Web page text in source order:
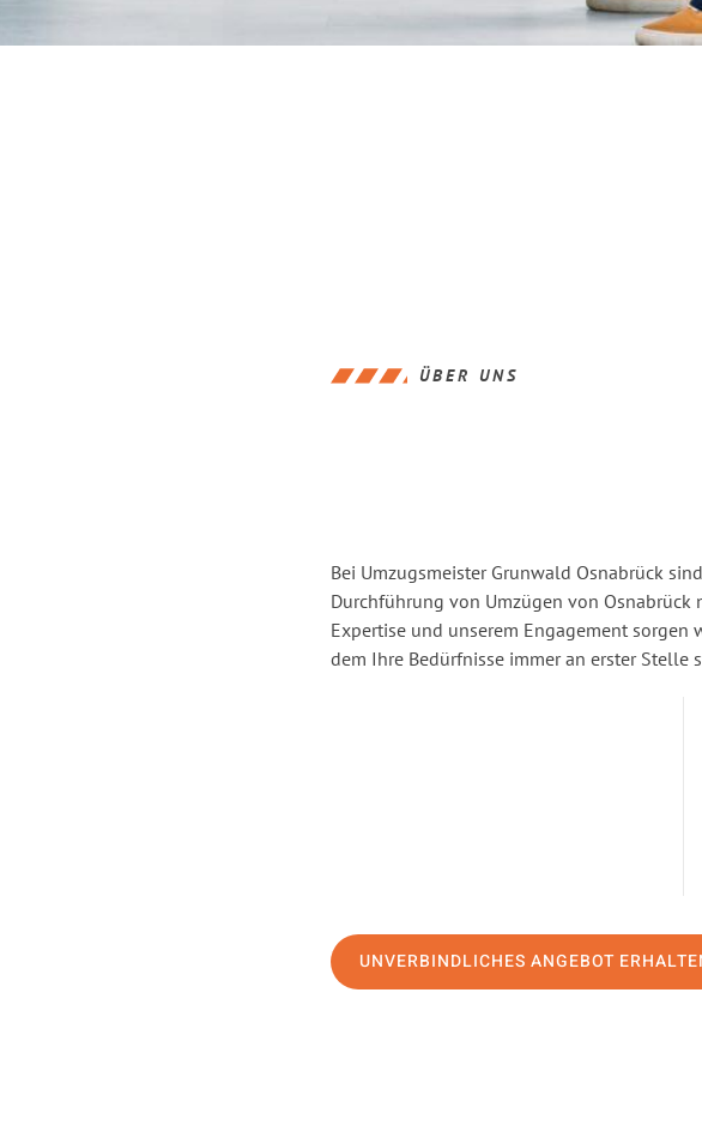
ÜBER UNS
Bei Umzugsmeister Grunwald Osnabrück
Durchführung von Umzügen von Osnabrück
Expertise und unserem Engagement sorgen
dem Ihre Bedürfnisse immer an erster Stelle
UNVERBINDLICHES ANGEBOT